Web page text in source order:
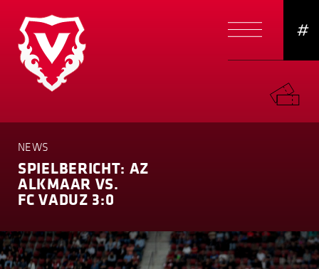
#
NEWS
SPIELBERICHT: AZ
ALKMAAR VS.
FC VADUZ 3:0